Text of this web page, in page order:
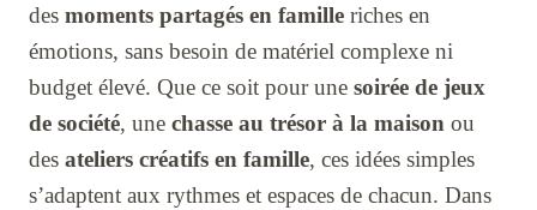
des moments partagés en famille riches en
émotions, sans besoin de matériel complexe ni
budget élevé. Que ce soit pour une soirée de jeux
de société, une chasse au trésor à la maison ou
des ateliers créatifs en famille, ces idées simples
s’adaptent aux rythmes et espaces de chacun. Dans